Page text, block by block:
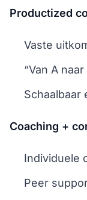
Productized
Vaste
“Van A
Schaalbaar
Coaching +
Individuele
Peer